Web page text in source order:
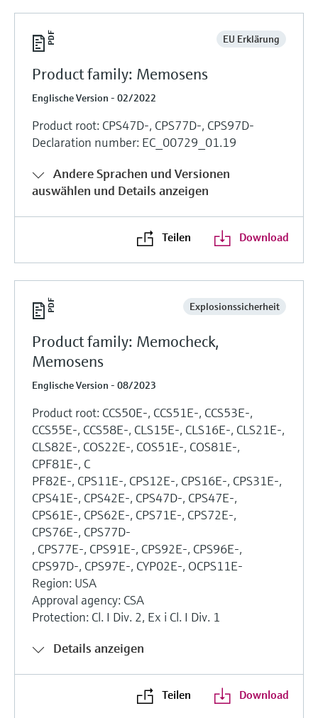
EU Erklärung
Product family: Memosens
Englische Version - 02/2022
Product root: CPS47D-, CPS77D-, CPS97D-
Declaration number: EC_00729_01.19
Andere Sprachen und Versionen
auswählen und Details anzeigen
Teilen Download
Explosionssicherheit
Product family: Memocheck,
Memosens
Englische Version - 08/2023
Product root: CCS50E-, CCS51E-, CCS53E-,
CCS55E-, CCS58E-, CLS15E-, CLS16E-, CLS21E-,
CLS82E-, COS22E-, COS51E-, COS81E-,
CPF81E-, C
PF82E-, CPS11E-, CPS12E-, CPS16E-, CPS31E-,
CPS41E-, CPS42E-, CPS47D-, CPS47E-,
CPS61E-, CPS62E-, CPS71E-, CPS72E-,
CPS76E-, CPS77D-
, CPS77E-, CPS91E-, CPS92E-, CPS96E-,
CPS97D-, CPS97E-, CYP02E-, OCPS11E-
Region: USA
Approval agency: CSA
Protection: Cl. I Div. 2, Ex i Cl. I Div. 1
Details anzeigen
Teilen Download